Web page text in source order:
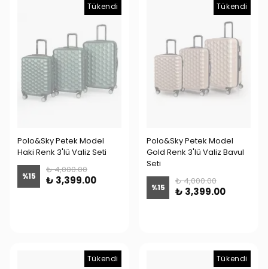
Tükendi
Polo&Sky Petek Model
Haki Renk 3'lü Valiz Seti
%15
₺ 4,000.00
₺ 3,399.00
Tükendi
Polo&Sky Petek Model
Gold Renk 3'lü Valiz Bavul
Seti
%15
₺ 4,000.00
₺ 3,399.00
Tükendi Tükendi